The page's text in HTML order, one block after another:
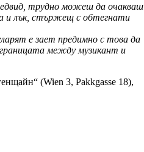
трудно можеш да очакваш
и лък, стържещ с обтегнати
е зает предимно с това да
между музикант и
(Wien 3, Pakkgasse 18),